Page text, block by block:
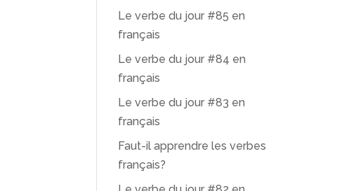
Le verbe du jour #85 en
français
Le verbe du jour #84 en
français
Le verbe du jour #83 en
français
Faut-il apprendre les verbes
français?